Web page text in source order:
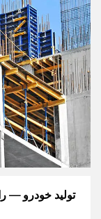
تولید خودرو —